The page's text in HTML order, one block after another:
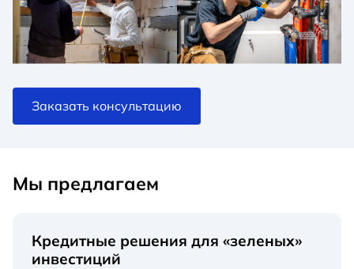
Заказать консультацию
Мы предлагаем
Кредитные решения для «зеленых»
инвестиций